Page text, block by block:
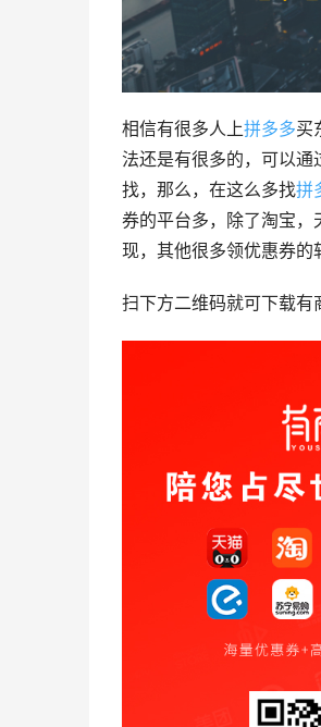
相信有很多人上拼多多买
法还是有很多的，可以
找，那么，在这么多找拼
券的平台多，除了淘宝
现，其他很多领优惠券
扫下方二维码就可下载有